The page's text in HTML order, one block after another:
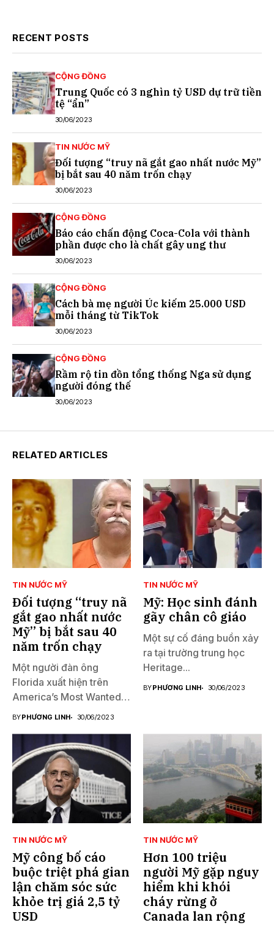
RECENT POSTS
CỘNG ĐỒNG
Trung Quốc có 3 nghìn tỷ USD dự trữ tiền
tệ “ẩn”
30/06/2023
TIN NƯỚC MỸ
Đối tượng “truy nã gắt gao nhất nước Mỹ”
bị bắt sau 40 năm trốn chạy
30/06/2023
CỘNG ĐỒNG
Báo cáo chấn động Coca-Cola với thành
phần được cho là chất gây ung thư
30/06/2023
CỘNG ĐỒNG
Cách bà mẹ người Úc kiếm 25.000 USD
mỗi tháng từ TikTok
30/06/2023
CỘNG ĐỒNG
Rầm rộ tin đồn tổng thống Nga sử dụng
người đóng thế
30/06/2023
RELATED ARTICLES
TIN NƯỚC MỸ
Đối tượng “truy nã
gắt gao nhất nước
Mỹ” bị bắt sau 40
năm trốn chạy
Một người đàn ông
Florida xuất hiện trên
America’s Most Wanted
đã...
BYPHƯƠNG LINH 30/06/2023
TIN NƯỚC MỸ
Mỹ: Học sinh đánh
gãy chân cô giáo
Một sự cố đáng buồn xảy
ra tại trường trung học
Heritage...
BYPHƯƠNG LINH 30/06/2023
TIN NƯỚC MỸ
Mỹ công bố cáo
buộc triệt phá gian
lận chăm sóc sức
khỏe trị giá 2,5 tỷ
USD
TIN NƯỚC MỸ
Hơn 100 triệu
người Mỹ gặp nguy
hiểm khi khói
cháy rừng ở
Canada lan rộng